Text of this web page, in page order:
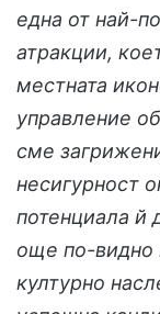
една от най-
атракции,
местната
управление
сме
несигурност
потенциала й
още по-видно
културно